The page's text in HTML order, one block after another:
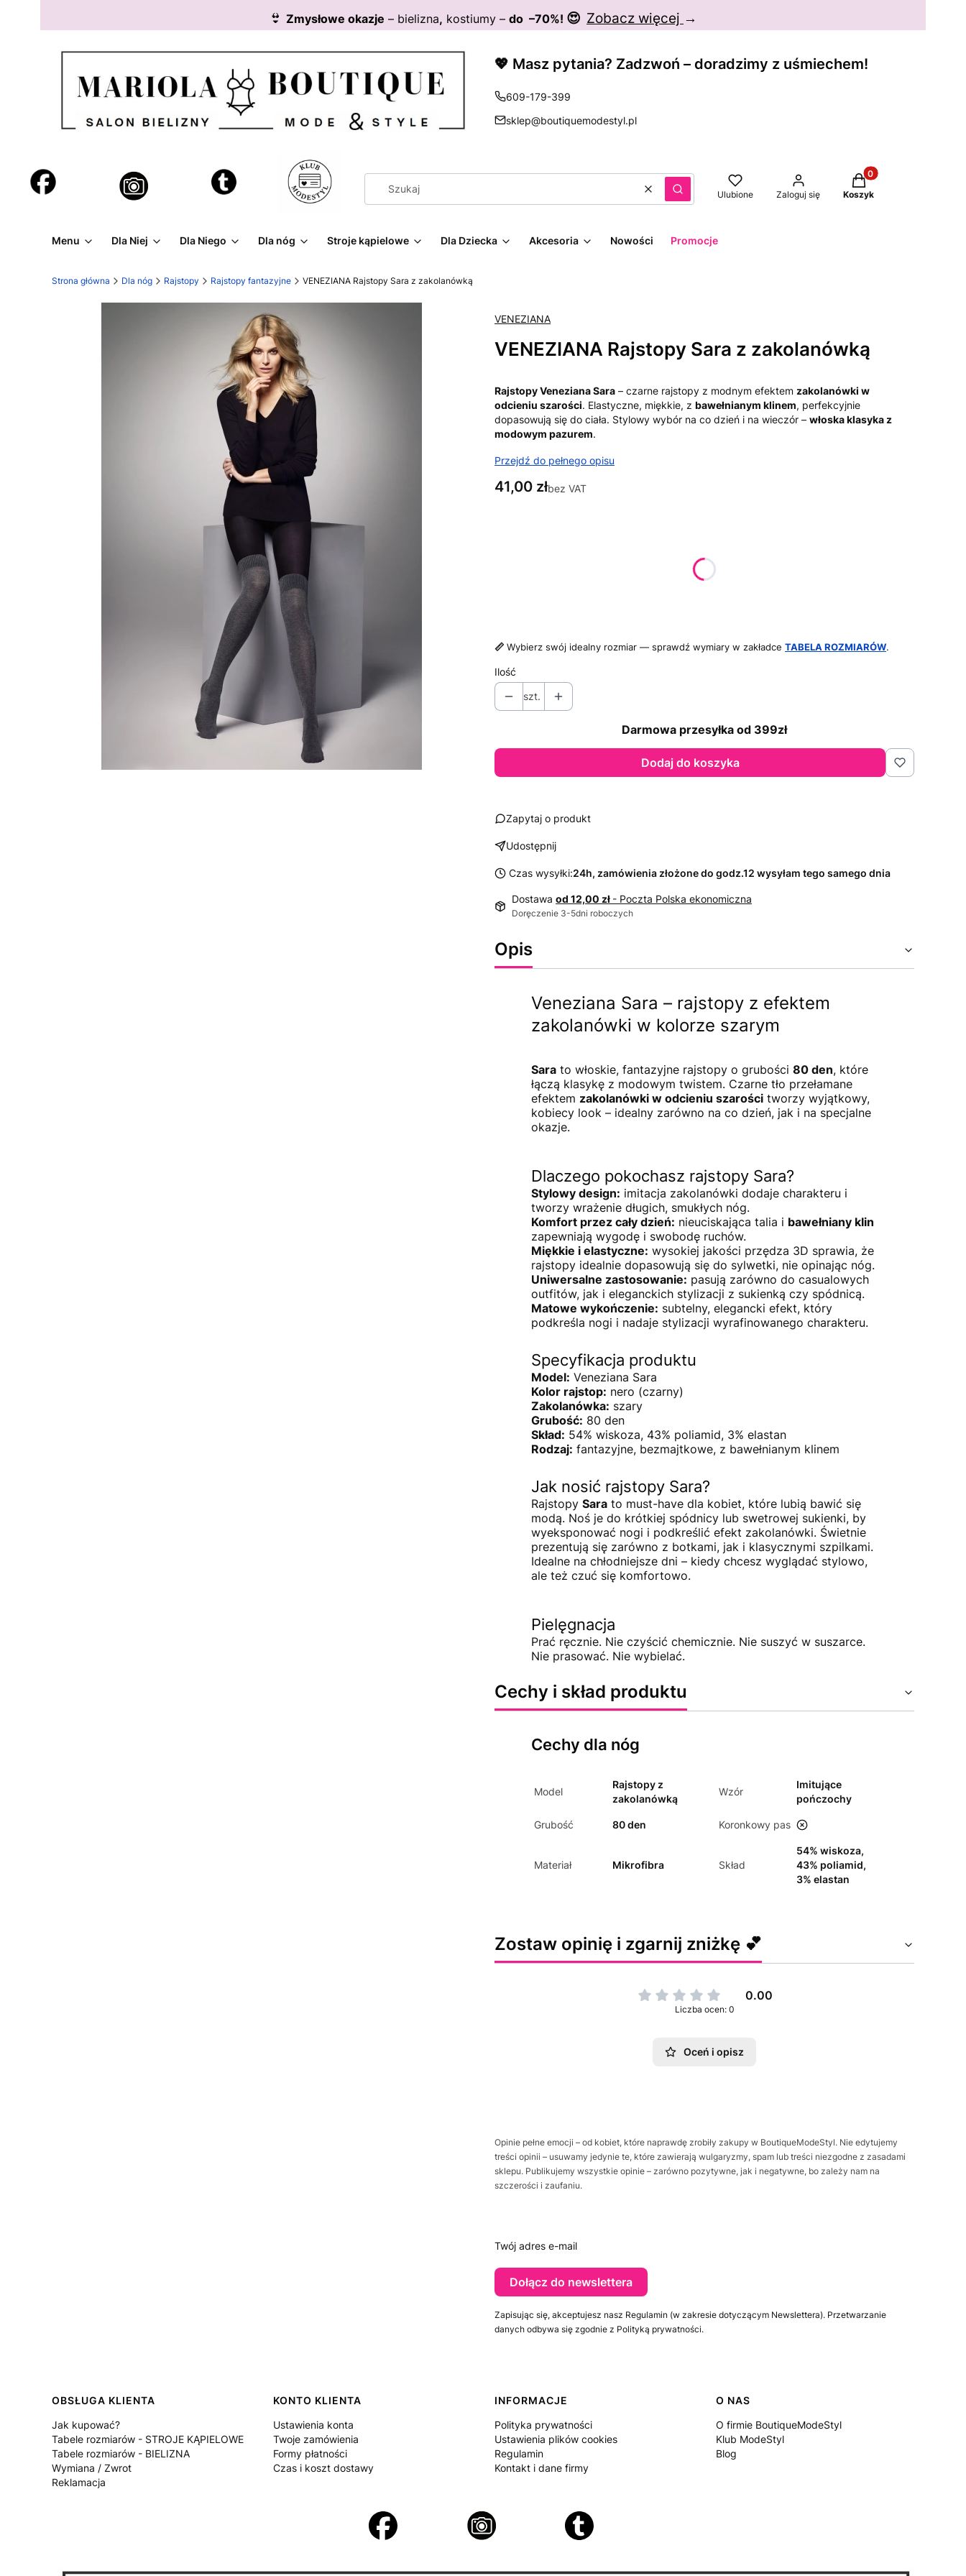
👙 Zmysłowe okazje – bielizna, kostiumy – do –70%! 😍 Zobacz więcej →
💖 Masz pytania? Zadzwoń – doradzimy z uśmiechem!
609-179-399
sklep@boutiquemodestyl.pl
WyczyśćSzukaj Ulubione Zaloguj się
Produkty w koszyku:
Koszyk
Menu Dla Niej Dla Niego Dla nóg Stroje kąpielowe Dla Dziecka Akcesoria Nowości Promocje
Strona główna Dla nóg Rajstopy Rajstopy fantazyjne VENEZIANA Rajstopy Sara z zakolanówką
VENEZIANA
VENEZIANA Rajstopy Sara z zakolanówką
Rajstopy Veneziana Sara – czarne rajstopy z modnym efektem zakolanówki w
odcieniu szarości. Elastyczne, miękkie, z bawełnianym klinem, perfekcyjnie
dopasowują się do ciała. Stylowy wybór na co dzień i na wieczór – włoska klasyka z
modowym pazurem.
Przejdź do pełnego opisu
Cena
41,00 złbez VAT
📏 Wybierz swój idealny rozmiar — sprawdź wymiary w zakładce TABELA ROZMIARÓW.
Ilość
szt.
Darmowa przesyłka od 399zł
Dodaj do koszyka
Zapytaj o produkt
Udostępnij
Czas wysyłki:24h, zamówienia złożone do godz.12 wysyłam tego samego dnia
Dostawa od 12,00 zł - Poczta Polska ekonomiczna
Doręczenie 3-5dni roboczych
Opis
Veneziana Sara – rajstopy z efektem
zakolanówki w kolorze szarym
Sara to włoskie, fantazyjne rajstopy o grubości80 den, które
łączą klasykę z modowym twistem. Czarne tło przełamane
efektem zakolanówki w odcieniu szarości tworzy wyjątkowy,
kobiecy look – idealny zarówno na co dzień, jak i na specjalne
okazje.
Dlaczego pokochasz rajstopy Sara?
Stylowy design: imitacja zakolanówki dodaje charakteru i
tworzy wrażenie długich, smukłych nóg.
Komfort przez cały dzień: nieuciskająca talia i bawełniany klin
zapewniają wygodę i swobodę ruchów.
Miękkie i elastyczne: wysokiej jakości przędza 3D sprawia, że
rajstopy idealnie dopasowują się do sylwetki, nie opinając nóg.
Uniwersalne zastosowanie: pasują zarówno do casualowych
outfitów, jak i eleganckich stylizacji z sukienką czy spódnicą.
Matowe wykończenie: subtelny, elegancki efekt, który
podkreśla nogi i nadaje stylizacji wyrafinowanego charakteru.
Specyfikacja produktu
Model: Veneziana Sara
Kolor rajstop: nero (czarny)
Zakolanówka: szary
Grubość: 80 den
Skład: 54% wiskoza, 43% poliamid, 3% elastan
Rodzaj: fantazyjne, bezmajtkowe, z bawełnianym klinem
Jak nosić rajstopy Sara?
RajstopySara to must-have dla kobiet, które lubią bawić się
modą. Noś je do krótkiej spódnicy lub swetrowej sukienki, by
wyeksponować nogi i podkreślić efekt zakolanówki. Świetnie
prezentują się zarówno z botkami, jak i klasycznymi szpilkami.
Idealne na chłodniejsze dni – kiedy chcesz wyglądać stylowo,
ale też czuć się komfortowo.
Pielęgnacja
Prać ręcznie. Nie czyścić chemicznie. Nie suszyć w suszarce.
Nie prasować. Nie wybielać.
Cechy i skład produktu
Cechy dla nóg
Model
Rajstopy z
zakolanówką
Wzór
Imitujące
pończochy
Grubość 80 den Koronkowy pas nie
Materiał Mikrofibra Skład
54% wiskoza,
43% poliamid,
3% elastan
Zostaw opinię i zgarnij zniżkę 💕
0.00
Liczba ocen: 0
Oceń i opisz
Opinie pełne emocji – od kobiet, które naprawdę zrobiły zakupy w BoutiqueModeStyl. Nie edytujemy
treści opinii – usuwamy jedynie te, które zawierają wulgaryzmy, spam lub treści niezgodne z zasadami
sklepu. Publikujemy wszystkie opinie – zarówno pozytywne, jak i negatywne, bo zależy nam na
szczerości i zaufaniu.
Twój adres e-mail
Dołącz do newslettera
Zapisując się, akceptujesz nasz Regulamin (w zakresie dotyczącym Newslettera). Przetwarzanie
danych odbywa się zgodnie z Polityką prywatności.
Linki w stopce
OBSŁUGA KLIENTA
Jak kupować?
Tabele rozmiarów - STROJE KĄPIELOWE
Tabele rozmiarów - BIELIZNA
Wymiana / Zwrot
Reklamacja
KONTO KLIENTA
Ustawienia konta
Twoje zamówienia
Formy płatności
Czas i koszt dostawy
INFORMACJE
Polityka prywatności
Ustawienia plików cookies
Regulamin
Kontakt i dane firmy
O NAS
O firmie BoutiqueModeStyl
Klub ModeStyl
Blog